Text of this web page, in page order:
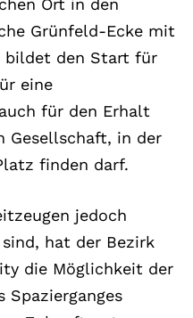
Ort in den
Grünfeld-Ecke mit
bildet den Start für
eine
für den Erhalt
Gesellschaft, in der
finden darf.
jedoch
hat der Bezirk
die Möglichkeit der
Spazierganges